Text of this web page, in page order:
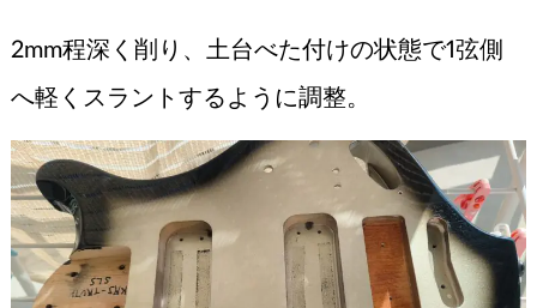
2mm程深く削り、土台べた付けの状態で1弦側
へ軽くスラントするように調整。